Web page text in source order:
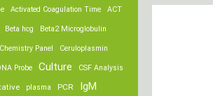
ACT
Activated Coagulation Time
Beta2 Microglobulin
Beta hcg
Ceruloplasmin
Chemistry Panel
CSF Analysis
Culture
Probe
IgM
PCR
plasma